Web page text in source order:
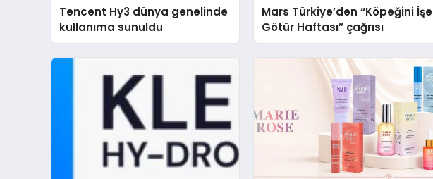
Tencent Hy3 dünya genelinde
kullanıma sunuldu
Mars Türkiye’den “Köpeğini İşe
Götür Haftası” çağrısı